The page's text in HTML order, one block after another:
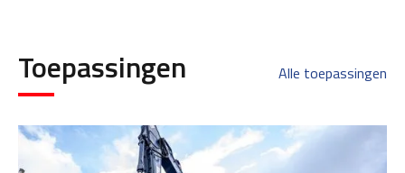
Toepassingen Alle toepassingen